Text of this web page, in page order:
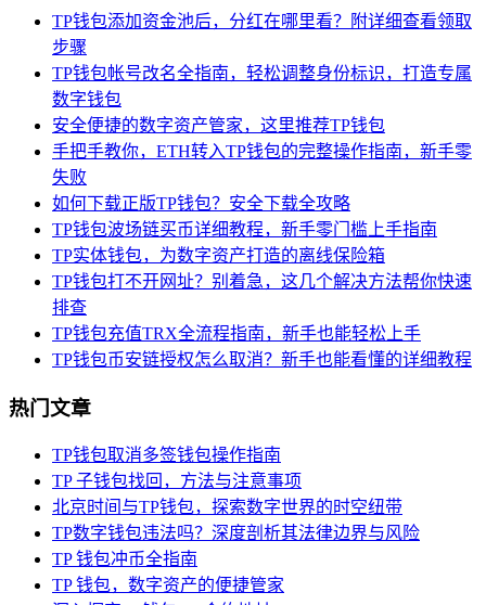
TP钱包添加资金池后，分红在哪里看？附详细查看领取
步骤
TP钱包帐号改名全指南，轻松调整身份标识，打造专属
数字钱包
安全便捷的数字资产管家，这里推荐TP钱包
手把手教你，ETH转入TP钱包的完整操作指南，新手零
失败
如何下载正版TP钱包？安全下载全攻略
TP钱包波场链买币详细教程，新手零门槛上手指南
TP实体钱包，为数字资产打造的离线保险箱
TP钱包打不开网址？别着急，这几个解决方法帮你快速
排查
TP钱包充值TRX全流程指南，新手也能轻松上手
TP钱包币安链授权怎么取消？新手也能看懂的详细教程
热门文章
TP钱包取消多签钱包操作指南
TP 子钱包找回，方法与注意事项
北京时间与TP钱包，探索数字世界的时空纽带
TP数字钱包违法吗？深度剖析其法律边界与风险
TP 钱包冲币全指南
TP 钱包，数字资产的便捷管家